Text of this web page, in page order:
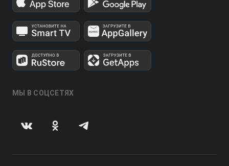
МЫ В СОЦСЕТЯХ